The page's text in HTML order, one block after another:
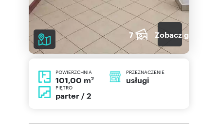
7 Zobacz galerię
POWIERZCHNIA
101,00 m2
PRZEZNACZENIE
usługi
PIĘTRO
parter / 2